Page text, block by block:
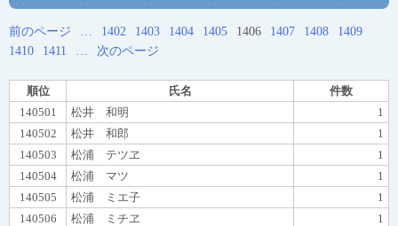
前のページ … 1402 1403 1404 1405 1406 1407 1408
1409
1410
1411 … 次のページ
順位 氏名
件数
140501
松井 和明
1
140502
松井 和郎
1
140503
松浦 テツヱ
1
140504
松浦 マツ
1
140505
松浦 ミエ子
1
140506
松浦 ミチヱ
1